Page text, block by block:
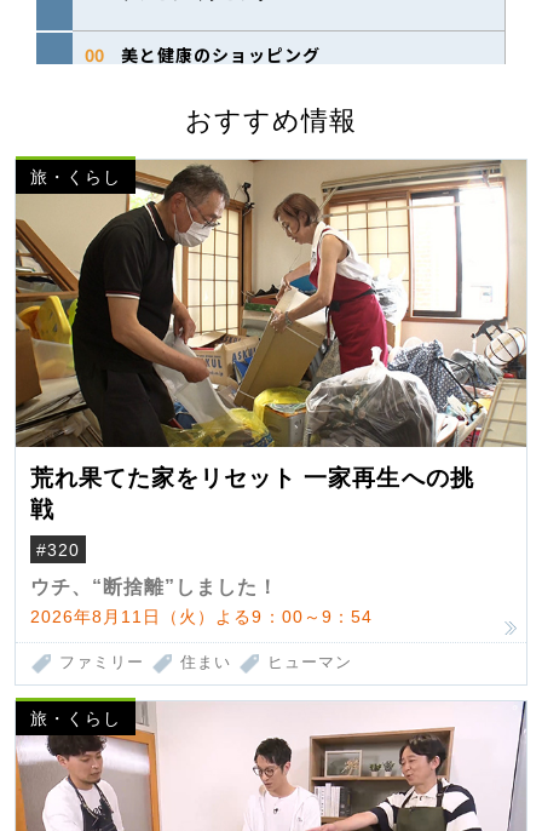
おすすめ情報
旅・くらし
荒れ果てた家をリセット 一家再生への挑
戦
#320
ウチ、“断捨離”しました！
2026年8月11日（火）よる9：00～9：54
ファミリー 住まい ヒューマン
旅・くらし